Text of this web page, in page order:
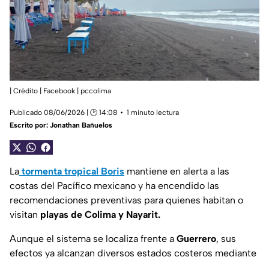
| Crédito | Facebook | pccolima
Publicado 08/06/2026 | 🕑 14:08
1 minuto lectura
Escrito por: Jonathan Bañuelos
La tormenta tropical Boris mantiene en alerta a las
costas del Pacífico mexicano y ha encendido las
recomendaciones preventivas para quienes habitan o
visitan playas de Colima y Nayarit.
Aunque el sistema se localiza frente a Guerrero, sus
efectos ya alcanzan diversos estados costeros mediante